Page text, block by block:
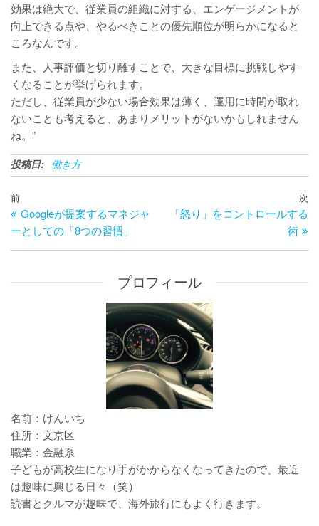
効果は絶大で、従業員の組織に対する、エンゲージメントが
向上できる点や、やるべきことの優先順位が明らかになると
ころなんです。
また、人事評価と切り離すことで、大きな目標に挑戦しやす
くなることが挙げられます。
ただし、従業員が少ない場合効果は薄く、運用に時間が取れ
ないことも考えると、あまりメリットがないかもしれません
ね。”
投稿日: 働き方
投
稿
ナ
ビ
ー
過
去
の
投
前
Googleが提案するマネジャ
ーとしての「8つの習慣」
稿
次
「怒り」をコントロールする
術
プロフィール
名前：けんいち
住所：文京区
職業：金融系
子どもが高校生になり手がかからなくなってきたので、最近
は趣味に興じる日々（笑）
読書とクルマが趣味で、海外旅行にもよく行きます。